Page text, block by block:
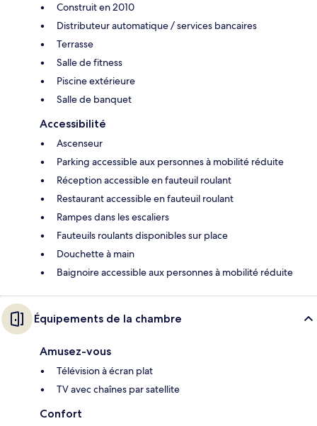
Construit en 2010
Distributeur automatique / services bancaires
Terrasse
Salle de fitness
Piscine extérieure
Salle de banquet
Accessibilité
Ascenseur
Parking accessible aux personnes à mobilité réduite
Réception accessible en fauteuil roulant
Restaurant accessible en fauteuil roulant
Rampes dans les escaliers
Fauteuils roulants disponibles sur place
Douchette à main
Baignoire accessible aux personnes à mobilité réduite
Équipements de la chambre
Amusez-vous
Télévision à écran plat
TV avec chaînes par satellite
Confort